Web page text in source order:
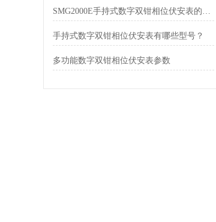
SMG2000E手持式数字双钳相位伏安表的功能表现
手持式数字双钳相位伏安表有哪些型号？
多功能数字双钳相位伏安表参数